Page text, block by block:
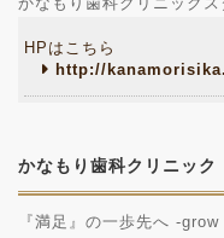
HPはこちら
http://
かなもり歯科クリニック
『満足』の一歩先へ -